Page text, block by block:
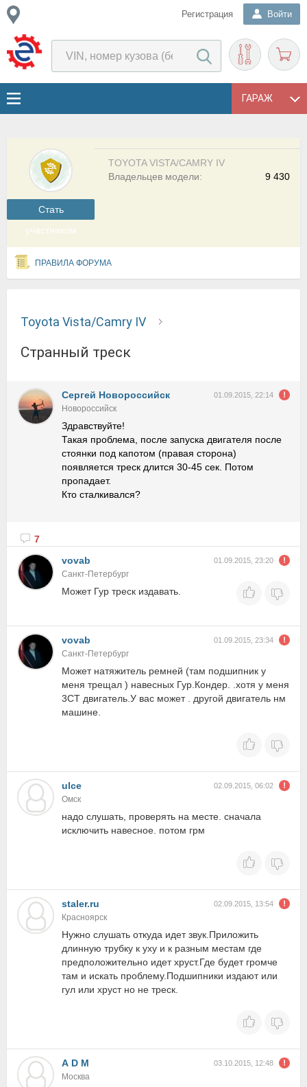
Регистрация Войти
ГАРАЖ
Cтать
участником
TOYOTA VISTA/CAMRY IV
9 430
Владельцев модели:
ПРАВИЛА ФОРУМА
Toyota Vista/Camry IV
Странный треск
Сергей Новороссийск 01.09.2015, 22:14
Новороссийск
Здравствуйте!
Такая проблема, после запуска двигателя после
стоянки под капотом (правая сторона)
появляется треск длится 30-45 сек. Потом
пропадает.
Кто сталкивался?
7
vovab
01.09.2015, 23:20
Санкт-Петербург
Может Гур треск издавать.
vovab 01.09.2015, 23:34
Санкт-Петербург
Может натяжитель ремней (там подшипник у
меня трещал ) навесных Гур.Кондер. .хотя у меня
3СТ двигатель.У вас может . другой двигатель нм
машине.
ulce 02.09.2015, 06:02
Омск
надо слушать, проверять на месте. сначала
исключить навесное. потом грм
staler.ru 02.09.2015, 13:54
Красноярск
Нужно слушать откуда идет звук.Приложить
длинную трубку к уху и к разным местам где
предположительно идет хруст.Где будет громче
там и искать проблему.Подшипники издают или
гул или хруст но не треск.
А D M 03.10.2015, 12:48
Москва